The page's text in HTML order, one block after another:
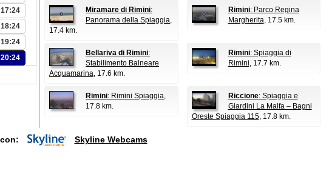
17:24
18:24
19:24
20:24
Miramare di Rimini:
Panorama della Spiaggia,
17.4 km.
Rimini: Parco Regina
Margherita, 17.5 km.
Bellariva di Rimini:
Stabilimento Balneare
Acquamarina, 17.6 km.
Rimini: Spiaggia di
Rimini, 17.7 km.
Rimini: Rimini Spiaggia,
17.8 km.
Riccione: Spiaggia e
Giardini La Malfa – Bagni
Oreste Spiaggia 115, 17.8 km.
Skyline Webcams